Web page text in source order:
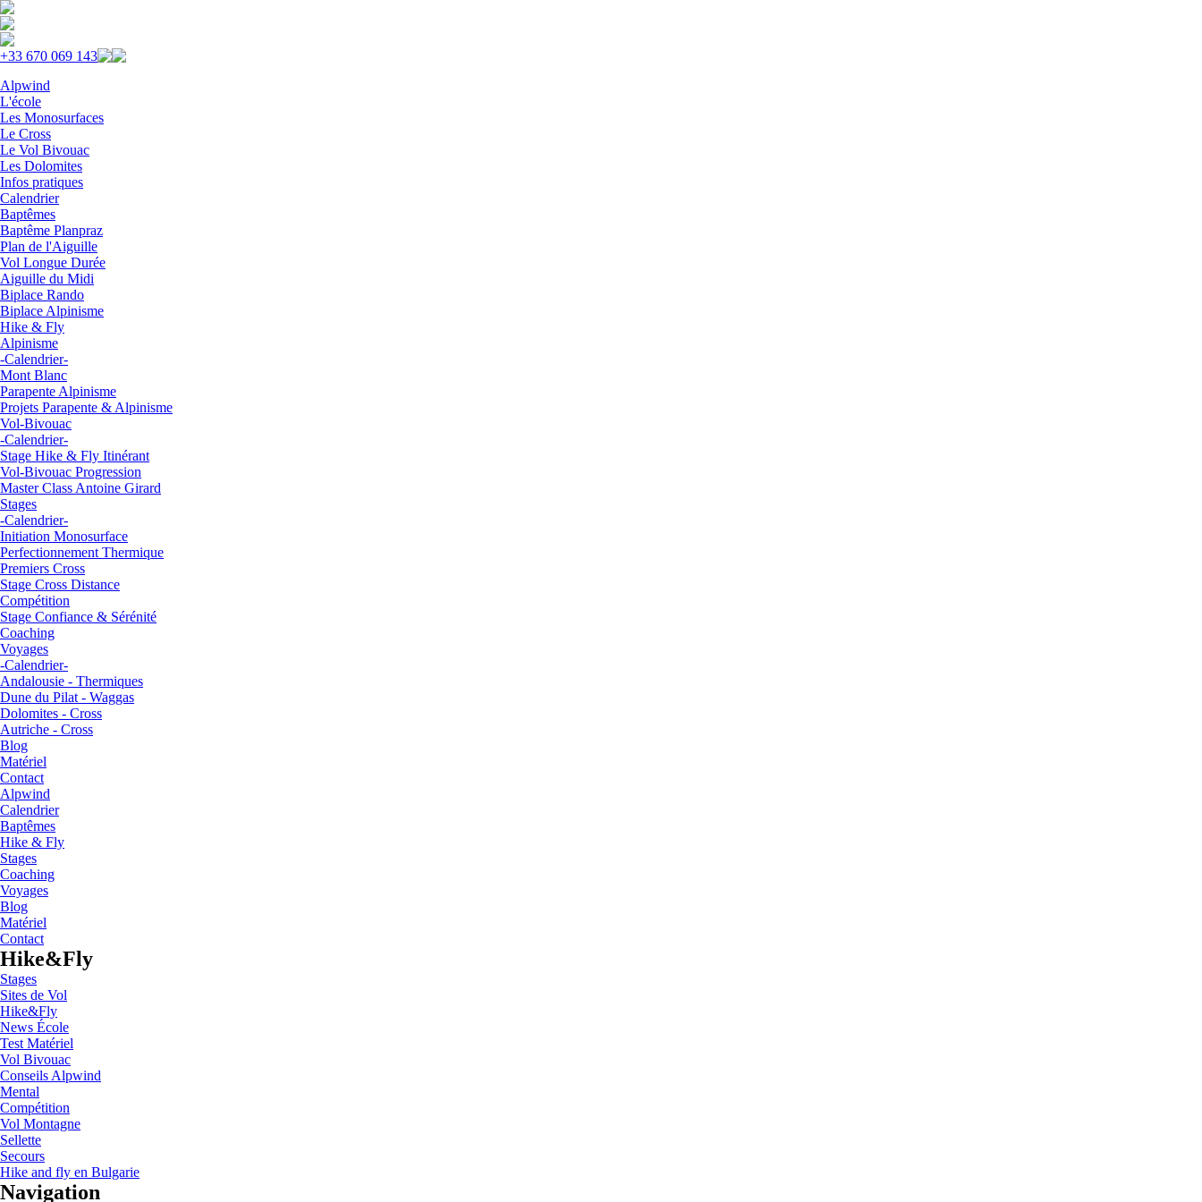
Skip to navigation
Aller au contenu principal
+33 670 069 143
Alpwind
L'école
Les Monosurfaces
Le Cross
Le Vol Bivouac
Les Dolomites
Infos pratiques
Calendrier
Baptêmes
Baptême Planpraz
Plan de l'Aiguille
Vol Longue Durée
Aiguille du Midi
Biplace Rando
Biplace Alpinisme
Hike & Fly
Alpinisme
-Calendrier-
Mont Blanc
Parapente Alpinisme
Projets Parapente & Alpinisme
Vol-Bivouac
-Calendrier-
Stage Hike & Fly Itinérant
Vol-Bivouac Progression
Master Class Antoine Girard
Stages
-Calendrier-
Initiation Monosurface
Perfectionnement Thermique
Premiers Cross
Stage Cross Distance
Compétition
Stage Confiance & Sérénité
Coaching
Voyages
-Calendrier-
Andalousie - Thermiques
Dune du Pilat - Waggas
Dolomites - Cross
Autriche - Cross
Blog
Matériel
Contact
Alpwind
Calendrier
Baptêmes
Hike & Fly
Stages
Coaching
Voyages
Blog
Matériel
Contact
Hike&Fly
Stages
Sites de Vol
Hike&Fly
News École
Test Matériel
Vol Bivouac
Conseils Alpwind
Mental
Compétition
Vol Montagne
Sellette
Secours
Hike and fly en Bulgarie
Navigation